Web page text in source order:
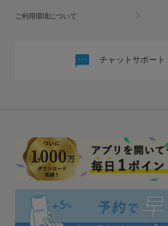
ご利用環境について
チャットサポート